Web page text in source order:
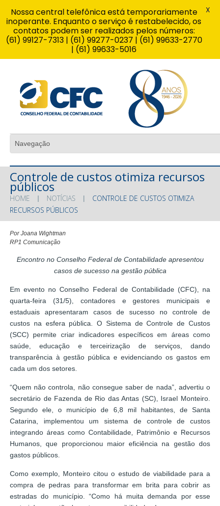
Controle de custos otimiza recursos
públicos
HOME NOTÍCIAS
CONTROLE DE CUSTOS OTIMIZA
RECURSOS PÚBLICOS
Por Joana Wightman
RP1 Comunicação
Encontro no Conselho Federal de Contabilidade apresentou
casos de sucesso na gestão pública
Em evento no Conselho Federal de Contabilidade (CFC), na
quarta-feira (31/5), contadores e gestores municipais e
estaduais apresentaram casos de sucesso no controle de
custos na esfera pública. O Sistema de Controle de Custos
(SCC) permite criar indicadores específicos em áreas como
saúde, educação e terceirização de serviços, dando
transparência à gestão pública e evidenciando os gastos em
cada um dos setores.
“Quem não controla, não consegue saber de nada”, advertiu o
secretário de Fazenda de Rio das Antas (SC), Israel Monteiro.
Segundo ele, o município de 6,8 mil habitantes, de Santa
Catarina, implementou um sistema de controle de custos
integrando áreas como Contabilidade, Patrimônio e Recursos
Humanos, que proporcionou maior eficiência na gestão dos
gastos públicos.
Como exemplo, Monteiro citou o estudo de viabilidade para a
compra de pedras para transformar em brita para cobrir as
estradas do município. “Como há muita demanda por esse
Nossa central telefônica está temporariamente
inoperante. Enquanto o serviço é restabelecido, os
contatos podem ser realizados pelos números:
(61) 99127-7313 | (61) 99277-0237 | (61) 99633-2770
| (61) 99633-5016
X